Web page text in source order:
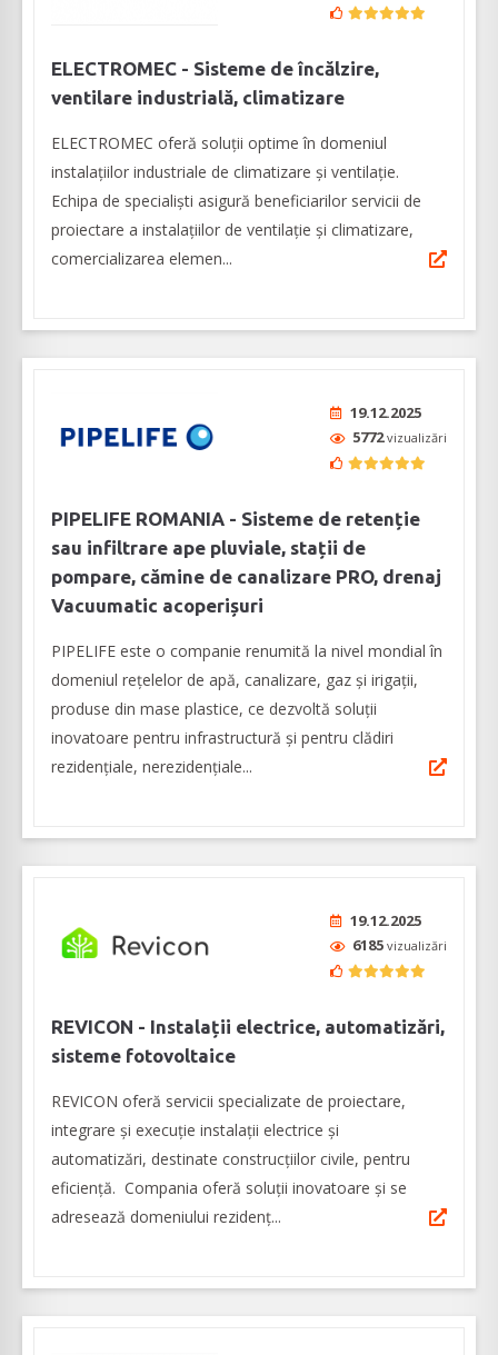
ELECTROMEC - Sisteme de încălzire,
ventilare industrială, climatizare
ELECTROMEC oferă soluții optime în domeniul
instalațiilor industriale de climatizare și ventilație.
Echipa de specialiști asigură beneficiarilor servicii de
proiectare a instalațiilor de ventilație și climatizare,
comercializarea elemen...
19.12.2025
5772vizualizări
PIPELIFE ROMANIA - Sisteme de retenție
sau infiltrare ape pluviale, stații de
pompare, cămine de canalizare PRO, drenaj
Vacuumatic acoperișuri
PIPELIFE este o companie renumită la nivel mondial în
domeniul rețelelor de apă, canalizare, gaz și irigații,
produse din mase plastice, ce dezvoltă soluții
inovatoare pentru infrastructură și pentru clădiri
rezidențiale, nerezidențiale...
19.12.2025
6185 vizualizări
REVICON - Instalații electrice, automatizări,
sisteme fotovoltaice
REVICON oferă servicii specializate de proiectare,
integrare și execuție instalații electrice și
automatizări, destinate construcțiilor civile, pentru
eficienţă. Compania oferă soluţii inovatoare şi se
adresează domeniului rezidenţ...